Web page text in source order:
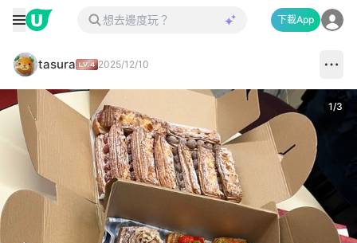
下載App
tasura 2025/12/10
1/3